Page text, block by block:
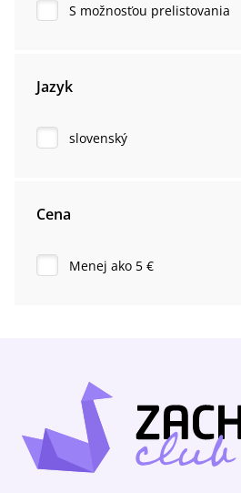
S možnosťou prelistovania
Jazyk
slovenský
Cena
Menej ako 5 €